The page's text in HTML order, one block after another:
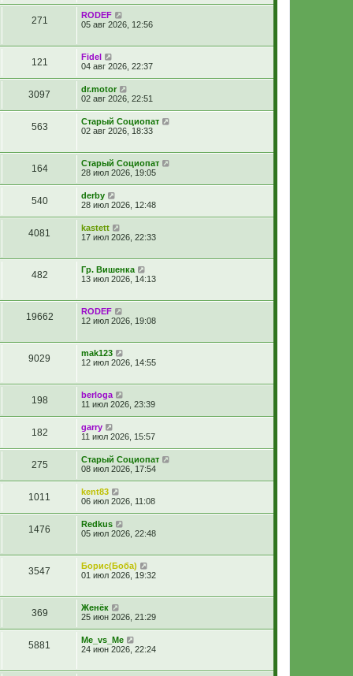
271
RODEF
05 авг 2026, 12:56
121
Fidel
04 авг 2026, 22:37
3097
dr.motor
02 авг 2026, 22:51
563
Старый Социопат
02 авг 2026, 18:33
164
Старый Социопат
28 июл 2026, 19:05
540
derby
28 июл 2026, 12:48
4081
kastett
17 июл 2026, 22:33
482
Гр. Вишенка
13 июл 2026, 14:13
19662
RODEF
12 июл 2026, 19:08
9029
mak123
12 июл 2026, 14:55
198
berloga
11 июл 2026, 23:39
182
garry
11 июл 2026, 15:57
275
Старый Социопат
08 июл 2026, 17:54
1011
kent83
06 июл 2026, 11:08
1476
Redkus
05 июл 2026, 22:48
3547
Борис(Боба)
01 июл 2026, 19:32
369
Женёк
25 июн 2026, 21:29
5881
Me_vs_Me
24 июн 2026, 22:24